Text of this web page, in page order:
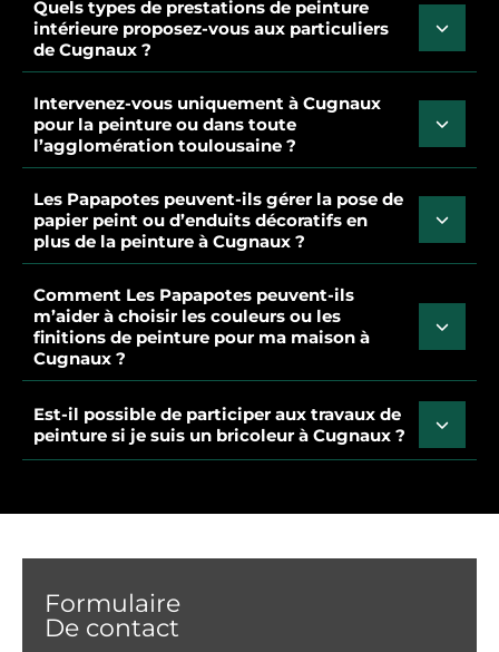
Quels types de prestations de peinture
intérieure proposez-vous aux particuliers
de Cugnaux ?
Intervenez-vous uniquement à Cugnaux
pour la peinture ou dans toute
l’agglomération toulousaine ?
Les Papapotes peuvent-ils gérer la pose de
papier peint ou d’enduits décoratifs en
plus de la peinture à Cugnaux ?
Comment Les Papapotes peuvent-ils
m’aider à choisir les couleurs ou les
finitions de peinture pour ma maison à
Cugnaux ?
Est-il possible de participer aux travaux de
peinture si je suis un bricoleur à Cugnaux ?
Formulaire
De contact